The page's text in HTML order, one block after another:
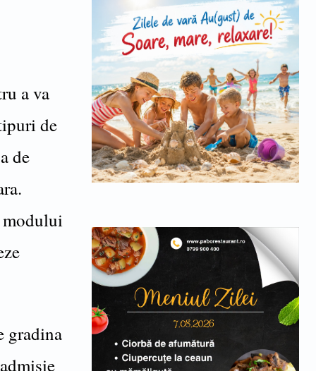
a va
de
de
modului
gradina